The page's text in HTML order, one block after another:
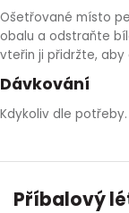
ŠTÍTNÁ
Ošetřované místo
obalu a odstraňte
vteřin ji přidržte, aby
Dávkování
Kdykoliv dle
Příbalový